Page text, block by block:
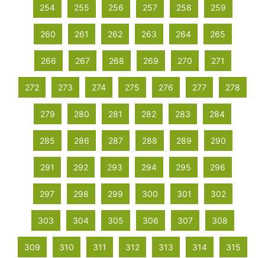
254 255 256 257 258 259
260 261 262 263 264 265
266 267 268 269 270 271
272 273 274 275 276 277 278
279 280 281 282 283 284
285 286 287 288 289 290
291 292 293 294 295 296
297 298 299 300 301 302
303 304 305 306 307 308
309 310 311 312 313 314 315